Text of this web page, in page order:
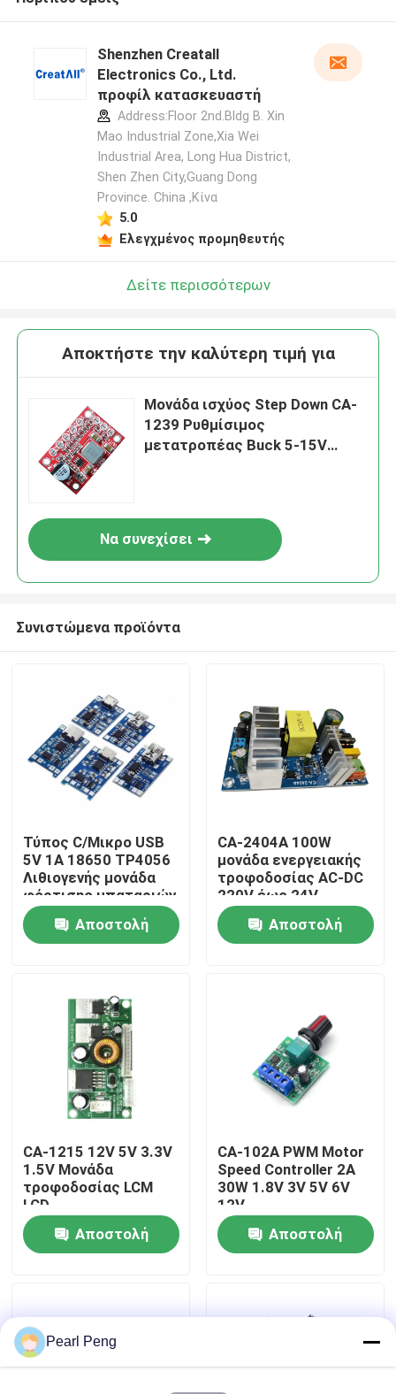
Αφήστε ένα μήνυμα
Υποβολή
Σπίτι
Προϊόντα
Σχετικά με εμάς
Επισκεψή εργοστασίου
Έλεγχος Ποιότητας
Επικοινωνήστε μαζί μας
Ειδήσεις
Ιστολόγιο
Shenzhen Creatall
Electronics Co., Ltd.
προφίλ κατασκευαστή
Address:Floor 2nd.Bldg B. Xin
Mao Industrial Zone,Xia Wei
Industrial Area, Long Hua District,
Shen Zhen City,Guang Dong
Province. China ,Κίνα
5.0
Ελεγχμένος προμηθευτής
Δείτε περισσότερων
Αποκτήστε την καλύτερη τιμή για
Μονάδα ισχύος Step Down CA-
1239 Ρυθμίσιμος
μετατροπέας Buck 5-15V
Να συνεχίσει
Συνιστώμενα προϊόντα
Τύπος C/Μικρο USB
5V 1A 18650 TP4056
Λιθιογενής μονάδα
φόρτισης μπαταριών
με προστασία και
διπλές λειτουργίες
Αποστολή
CA-2404A 100W
μονάδα ενεργειακής
τροφοδοσίας AC-DC
220V έως 24V
Αποστολή
CA-1215 12V 5V 3.3V
1.5V Μονάδα
τροφοδοσίας LCM
LCD
Αποστολή
CA-102A PWM Motor
Speed Controller 2A
30W 1.8V 3V 5V 6V
12V
Αποστολή
Pearl Peng